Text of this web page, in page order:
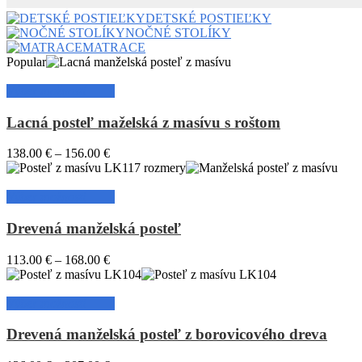
DETSKÉ POSTIEĽKY
NOČNÉ STOLÍKY
MATRACE
Popular
Lacná posteľ maželská z masívu s roštom
138.00 € – 156.00 €
Drevená manželská posteľ
113.00 € – 168.00 €
Drevená manželská posteľ z borovicového dreva